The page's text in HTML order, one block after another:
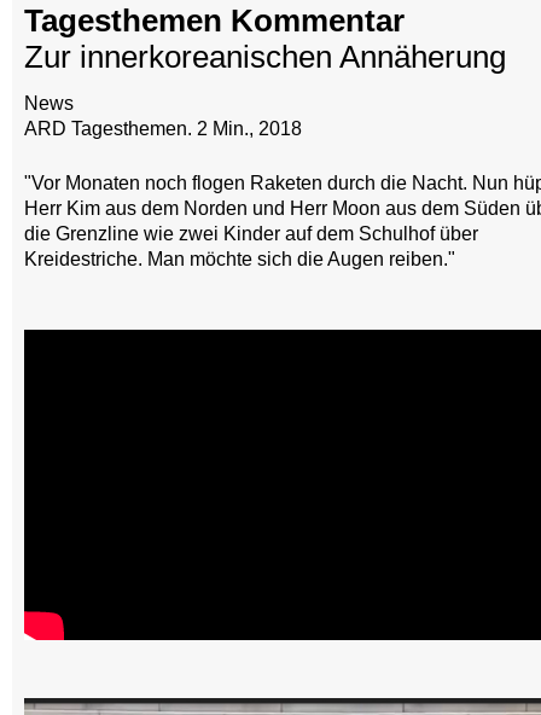
Tagesthemen Kommentar
Zur innerkoreanischen Annäherung
News
ARD Tagesthemen. 2 Min., 2018
"Vor Monaten noch flogen Raketen durch die Nacht. Nun
Herr Kim aus dem Norden und Herr Moon aus dem Süden
die Grenzline wie zwei Kinder auf dem Schulhof über
Kreidestriche. Man möchte sich die Augen reiben."